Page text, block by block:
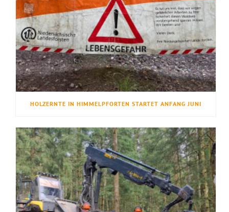
HOLZERNTE IN HIMMELPFORTEN STARTET ANFANG JUNI